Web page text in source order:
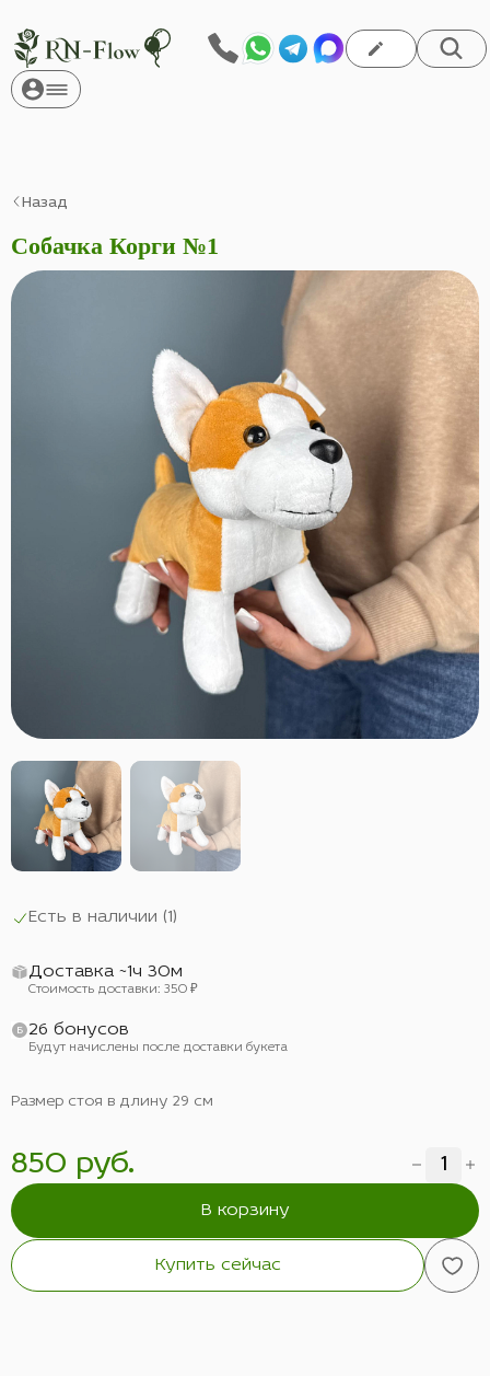
Назад
Собачка Корги №1
Есть в наличии (1)
Доставка ~1ч 30м
Стоимость доставки: 350 ₽
26 бонусов
Будут начислены после доставки букета
Размер стоя в длину 29 см
850 руб.
В корзину
Купить сейчас